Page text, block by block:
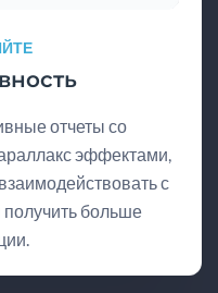
отчеты со
эффектами,
с
больше